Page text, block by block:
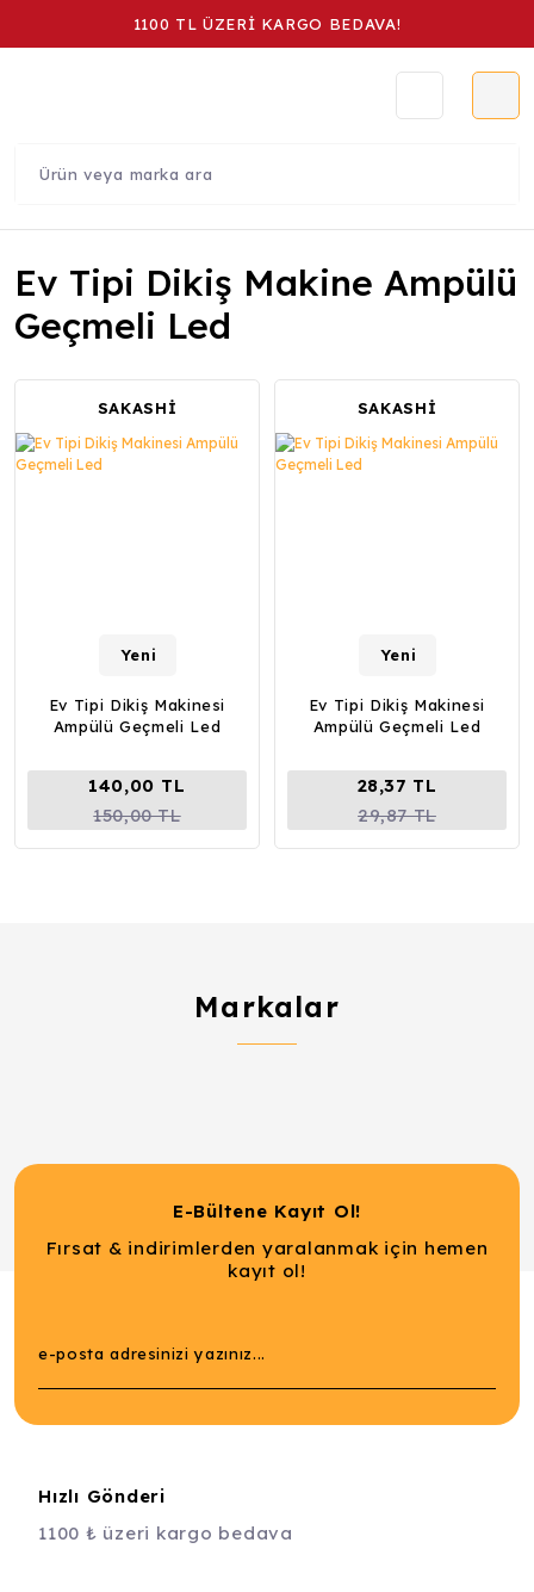
1100 TL ÜZERİ KARGO BEDAVA!
Ev Tipi Dikiş Makine Ampülü
Geçmeli Led
SAKASHİ
Yeni
Ev Tipi Dikiş Makinesi
Ampülü Geçmeli Led
140,00 TL
150,00 TL
SAKASHİ
Yeni
Ev Tipi Dikiş Makinesi
Ampülü Geçmeli Led
28,37 TL
29,87 TL
Markalar
E-Bültene Kayıt Ol!
Fırsat & indirimlerden yaralanmak için hemen
kayıt ol!
Hızlı Gönderi
1100 ₺ üzeri kargo bedava